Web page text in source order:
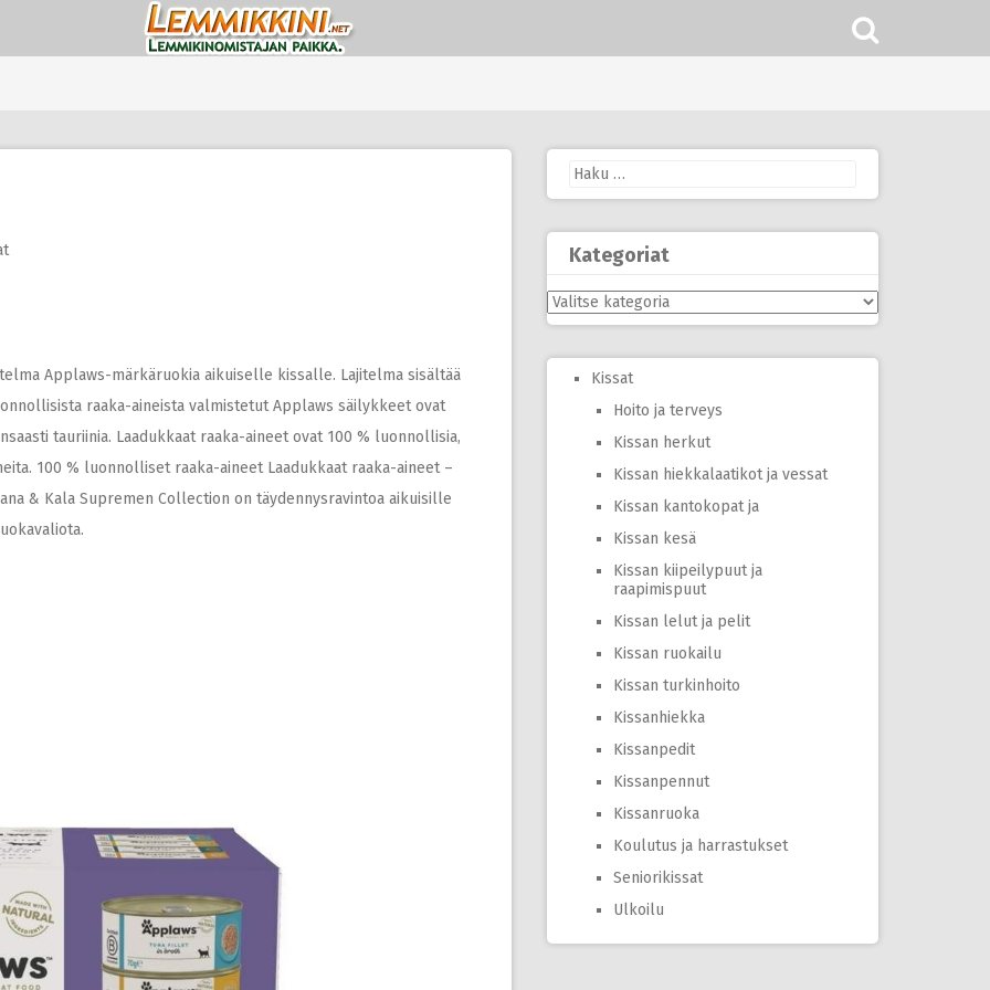
Applaws-märkäruokia aikuiselle kissalle. Lajitelma sisältää
raaka-aineista valmistetut Applaws säilykkeet ovat
tauriinia. Laadukkaat raaka-aineet ovat 100 % luonnollisia,
100 % luonnolliset raaka-aineet Laadukkaat raaka-aineet –
& Kala Supremen Collection on täydennysravintoa aikuisille
Haku:
Kategoriat
Kategoriat
Kissat
Hoito ja terveys
Kissan herkut
Kissan hiekkalaatikot ja vessat
Kissan kantokopat ja
Kissan kesä
Kissan kiipeilypuut ja
raapimispuut
Kissan lelut ja pelit
Kissan ruokailu
Kissan turkinhoito
Kissanhiekka
Kissanpedit
Kissanpennut
Kissanruoka
Koulutus ja harrastukset
Seniorikissat
Ulkoilu